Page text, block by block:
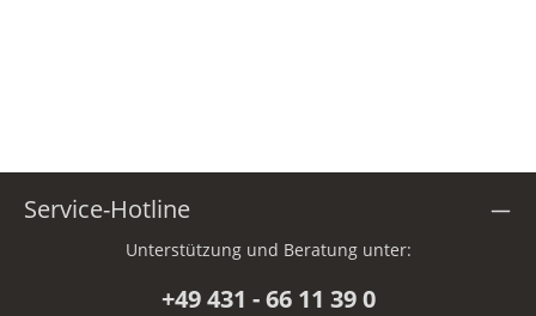
Service-Hotline
Unterstützung und Beratung unter:
+49 431 - 66 11 39 0